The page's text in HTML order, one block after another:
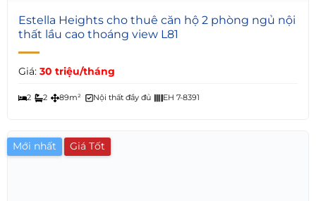
5
Estella Heights cho thuê căn hộ 2 phòng ngủ nội
thất lầu cao thoáng view L81
Giá: 30 triệu/tháng
2 2 89m² Nội thất đầy đủ EH 7-8391
Mới nhất Giá Tốt